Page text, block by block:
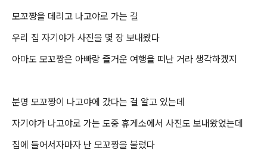
모꼬짱을 데리고 나고야로 가는 길
우리 집 자기야가 사진을 몇 장 보내왔다
아마도 모꼬짱은 아빠랑 즐거운 여행을 떠난 거라 생각하겠지
분명 모꼬짱이 나고야에 갔다는 걸 알고 있는데
자기야가 나고야로 가는 도중 휴게소에서 사진도 보내왔었는데
집에 들어서자마자 난 모꼬짱을 불렀다